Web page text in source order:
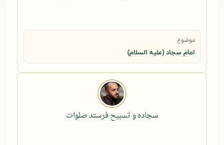
موضوع
امام سجاد (علیه السلام)
سجاده و تسبیح فرستد صلوات